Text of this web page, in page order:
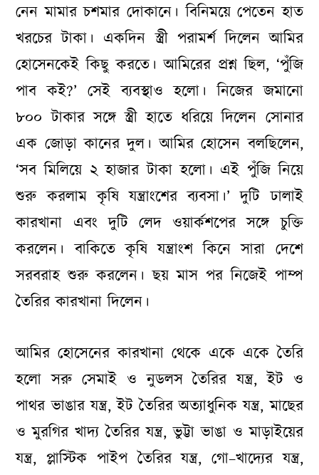
নেন মামার চশমার দোকানে। বিনিময়ে পেতেন হাত
খরচের টাকা। একদিন স্ত্রী পরামর্শ দিলেন আমির
হোসেনকেই কিছু করতে। আমিরের প্রশ্ন ছিল, ‘‌পুঁজি
পাব কই?’ সেই ব্যবস্থাও হলো। নিজের জমানো
৮০০ টাকার সঙ্গে স্ত্রী হাতে ধরিয়ে দিলেন সোনার
এক জোড়া কানের দুল। আমির হোসেন বলছিলেন,
‘সব মিলিয়ে ২ হাজার টাকা হলো। এই পুঁজি নিয়ে
শুরু করলাম কৃষি যন্ত্রাংশের ব্যবসা।’ দুটি ঢালাই
কারখানা এবং দুটি লেদ ওয়ার্কশপের সঙ্গে চুক্তি
করলেন। বাকিতে কৃষি যন্ত্রাংশ কিনে সারা দেশে
সরবরাহ শুরু করলেন। ছয় মাস পর নিজেই পাম্প
তৈরির কারখানা দিলেন।
আমির হোসেনের কারখানা থেকে একে একে তৈরি
হলো সরু সেমাই ও নুডলস তৈরির যন্ত্র, ইট ও
পাথর ভাঙার যন্ত্র, ইট তৈরির অত্যাধুনিক যন্ত্র, মাছের
ও মুরগির খাদ্য তৈরির যন্ত্র, ভুট্টা ভাঙা ও মাড়াইয়ের
যন্ত্র, প্লাস্টিক পাইপ তৈরির যন্ত্র, গো–খাদ্যের যন্ত্র,